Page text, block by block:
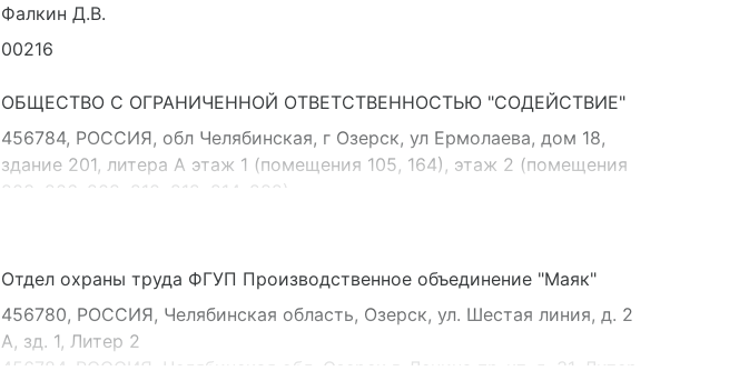
Фалкин Д.В.
00216
ОБЩЕСТВО С ОГРАНИЧЕННОЙ ОТВЕТСТВЕННОСТЬЮ "СОДЕЙСТВИЕ"
456784, РОССИЯ, обл Челябинская, г Озерск, ул Ермолаева, дом 18,
здание 201, литера А этаж 1 (помещения 105, 164), этаж 2 (помещения
203, 206, 208, 210, 212, 214, 282)
Отдел охраны труда ФГУП Производственное объединение "Маяк"
456780, РОССИЯ, Челябинская область, Озерск, ул. Шестая линия, д. 2
А, зд. 1, Литер 2
456784, РОССИЯ, Челябинская обл, Озерск г, Ленина пр-кт, д. 31, Литер